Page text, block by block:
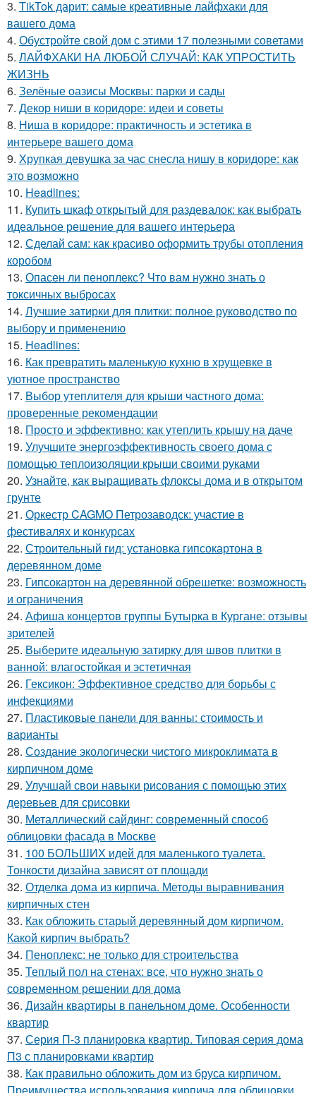
3. TikTok дарит: самые креативные лайфхаки для
вашего дома
4. Обустройте свой дом с этими 17 полезными советами
5. ЛАЙФХАКИ НА ЛЮБОЙ СЛУЧАЙ: КАК УПРОСТИТЬ
ЖИЗНЬ
6. Зелёные оазисы Москвы: парки и сады
7. Декор ниши в коридоре: идеи и советы
8. Ниша в коридоре: практичность и эстетика в
интерьере вашего дома
9. Хрупкая девушка за час снесла нишу в коридоре: как
это возможно
10. Headlines:
11. Купить шкаф открытый для раздевалок: как выбрать
идеальное решение для вашего интерьера
12. Сделай сам: как красиво оформить трубы отопления
коробом
13. Опасен ли пеноплекс? Что вам нужно знать о
токсичных выбросах
14. Лучшие затирки для плитки: полное руководство по
выбору и применению
15. Headlines:
16. Как превратить маленькую кухню в хрущевке в
уютное пространство
17. Выбор утеплителя для крыши частного дома:
проверенные рекомендации
18. Просто и эффективно: как утеплить крышу на даче
19. Улучшите энергоэффективность своего дома с
помощью теплоизоляции крыши своими руками
20. Узнайте, как выращивать флоксы дома и в открытом
грунте
21. Оркестр CAGMO Петрозаводск: участие в
фестивалях и конкурсах
22. Строительный гид: установка гипсокартона в
деревянном доме
23. Гипсокартон на деревянной обрешетке: возможность
и ограничения
24. Афиша концертов группы Бутырка в Кургане: отзывы
зрителей
25. Выберите идеальную затирку для швов плитки в
ванной: влагостойкая и эстетичная
26. Гексикон: Эффективное средство для борьбы с
инфекциями
27. Пластиковые панели для ванны: стоимость и
варианты
28. Создание экологически чистого микроклимата в
кирпичном доме
29. Улучшай свои навыки рисования с помощью этих
деревьев для срисовки
30. Металлический сайдинг: современный способ
облицовки фасада в Москве
31. 100 БОЛЬШИХ идей для маленького туалета.
Тонкости дизайна зависят от площади
32. Отделка дома из кирпича. Методы выравнивания
кирпичных стен
33. Как обложить старый деревянный дом кирпичом.
Какой кирпич выбрать?
34. Пеноплекс: не только для строительства
35. Теплый пол на стенах: все, что нужно знать о
современном решении для дома
36. Дизайн квартиры в панельном доме. Особенности
квартир
37. Серия П-3 планировка квартир. Типовая серия дома
П3 с планировками квартир
38. Как правильно обложить дом из бруса кирпичом.